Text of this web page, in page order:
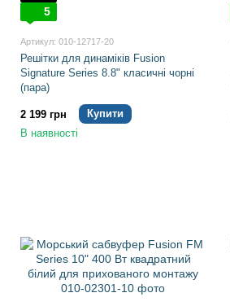
5
Артикул: 010-12717-20
Решітки для динаміків Fusion
Signature Series 8.8" класичні чорні
(пара)
2 199 грн
Купити
В наявності